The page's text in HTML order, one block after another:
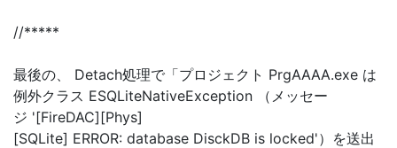
//*****
最後の、 Detach処理で「プロジェクト PrgAAAA.exe は
例外クラス ESQLiteNativeException （メッセー
ジ '[FireDAC][Phys]
[SQLite] ERROR: database DisckDB is locked'）を送出